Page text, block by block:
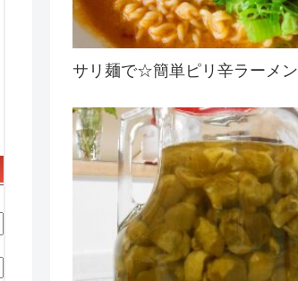
サリ麺で☆簡単ピリ辛ラーメン